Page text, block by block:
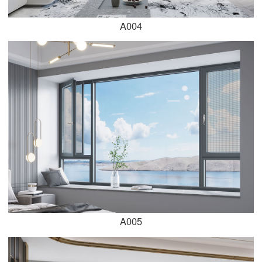
A004
A005